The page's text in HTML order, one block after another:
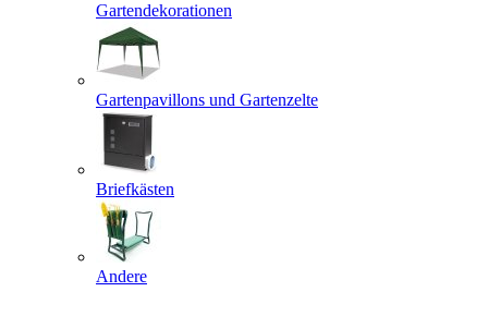
Gartendekorationen
Gartenpavillons und Gartenzelte
Briefkästen
Andere